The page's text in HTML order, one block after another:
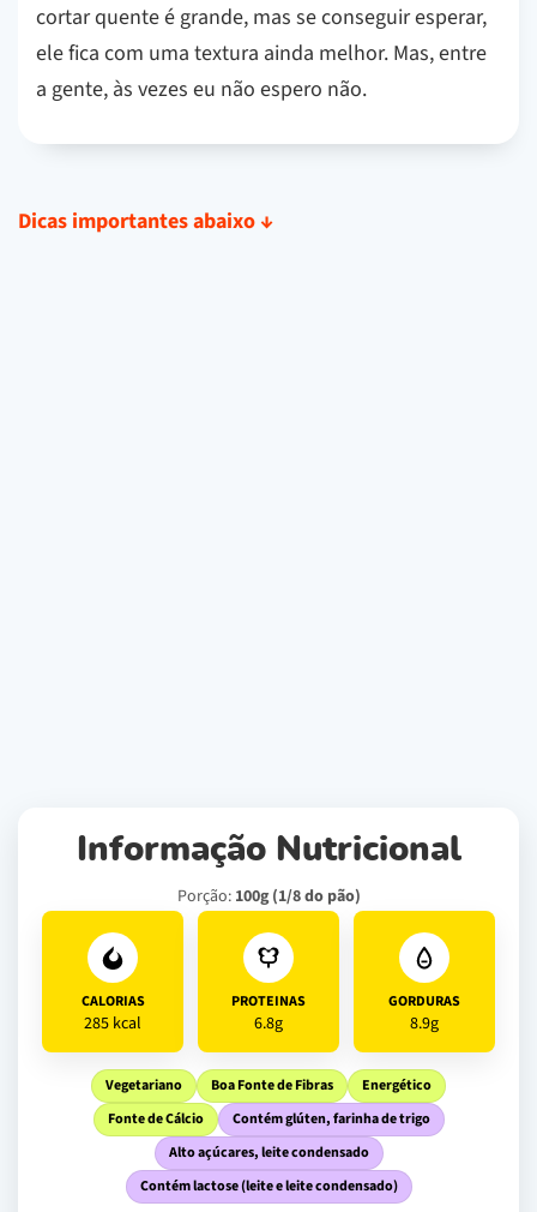
cortar quente é grande, mas se conseguir esperar,
ele fica com uma textura ainda melhor. Mas, entre
a gente, às vezes eu não espero não.
Dicas importantes abaixo ↓
Informação Nutricional
Porção: 100g (1/8 do pão)
CALORIAS
285 kcal
PROTEINAS
6.8g
GORDURAS
8.9g
Vegetariano Boa Fonte de Fibras
Energético
Fonte de Cálcio
Contém glúten, farinha de trigo
Alto açúcares, leite condensado
Contém lactose (leite e leite condensado)